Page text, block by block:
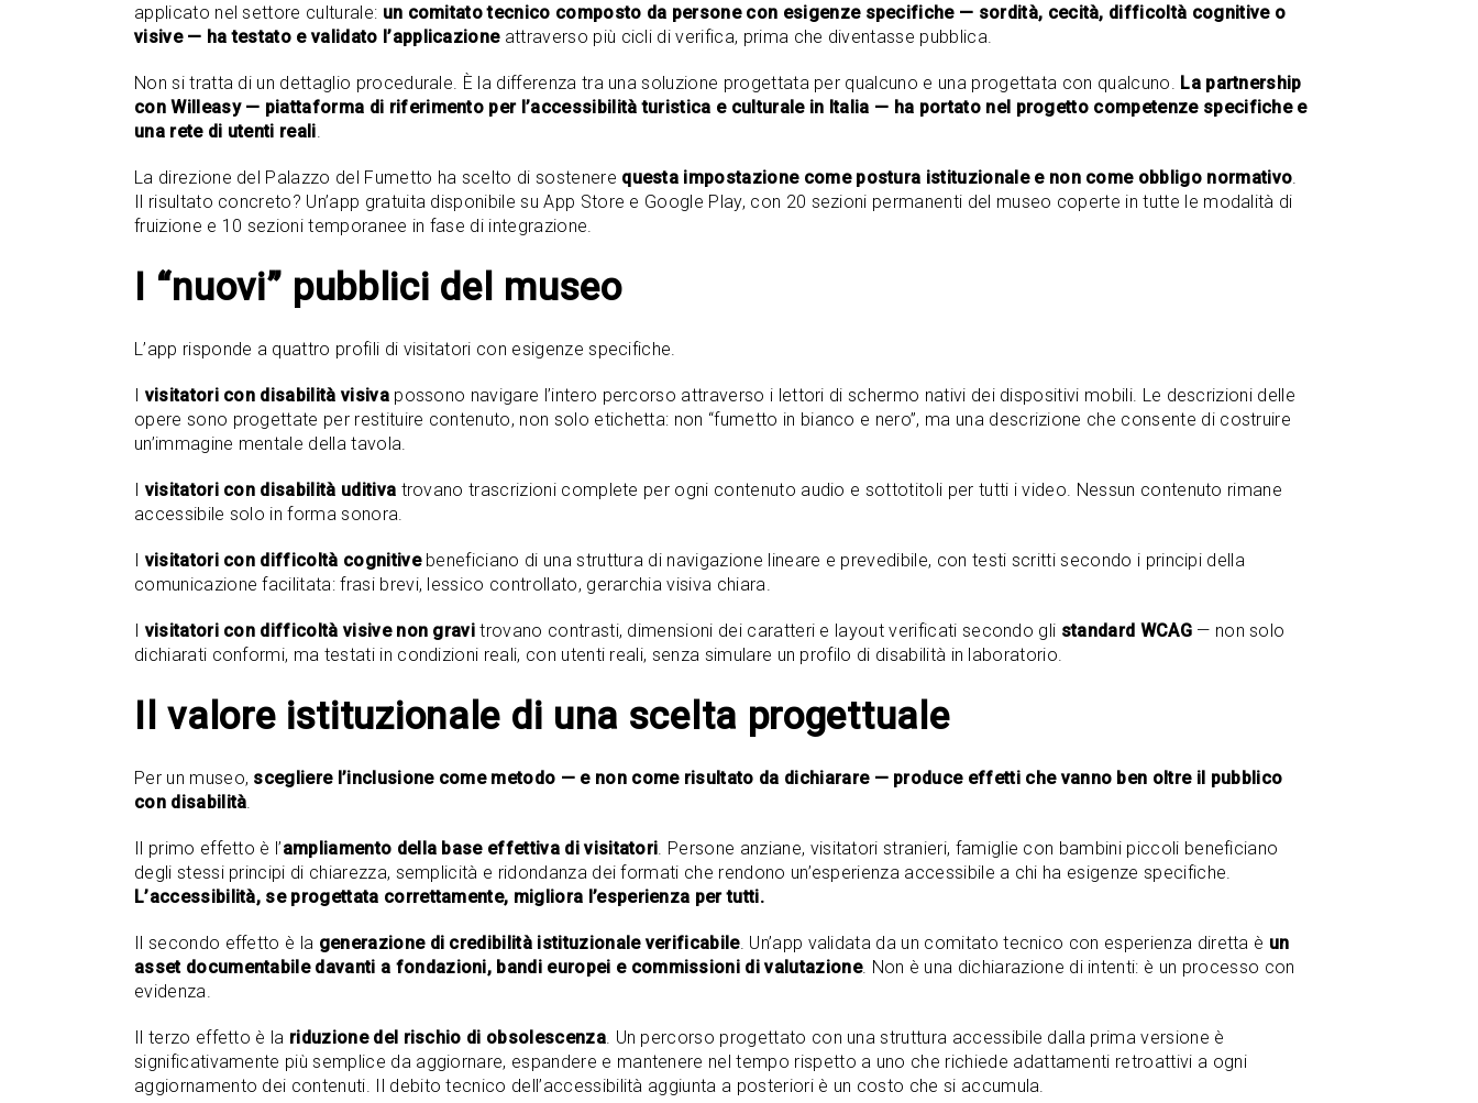
applicato nel settore culturale: un comitato tecnico composto da persone con esigenze specifiche — sordità, cecità, difficoltà cognitive o
visive — ha testato e validato l’applicazioneattraverso più cicli di verifica, prima che diventasse pubblica.
Non si tratta di un dettaglio procedurale. È la differenza tra una soluzione progettata per qualcuno e una progettata con qualcuno. La partnership
con Willeasy — piattaforma di riferimento per l’accessibilità turistica e culturale in Italia — ha portato nel progetto competenze specifiche e
una rete di utenti reali.
La direzione del Palazzo del Fumetto ha scelto di sostenere questa impostazione come postura istituzionale e non come obbligo normativo.
Il risultato concreto? Un’app gratuita disponibile su App Store e Google Play, con 20 sezioni permanenti del museo coperte in tutte le modalità di
fruizione e 10 sezioni temporanee in fase di integrazione.
I “nuovi” pubblici del museo
L’app risponde a quattro profili di visitatori con esigenze specifiche.
I visitatori con disabilità visivapossono navigare l’intero percorso attraverso i lettori di schermo nativi dei dispositivi mobili. Le descrizioni delle
opere sono progettate per restituire contenuto, non solo etichetta: non “fumetto in bianco e nero”, ma una descrizione che consente di costruire
un’immagine mentale della tavola.
I visitatori con disabilità uditiva trovano trascrizioni complete per ogni contenuto audio e sottotitoli per tutti i video. Nessun contenuto rimane
accessibile solo in forma sonora.
I visitatori con difficoltà cognitivebeneficiano di una struttura di navigazione lineare e prevedibile, con testi scritti secondo i principi della
comunicazione facilitata: frasi brevi, lessico controllato, gerarchia visiva chiara.
I visitatori con difficoltà visive non gravi trovano contrasti, dimensioni dei caratteri e layout verificati secondo gli standard WCAG— non solo
dichiarati conformi, ma testati in condizioni reali, con utenti reali, senza simulare un profilo di disabilità in laboratorio.
Il valore istituzionale di una scelta progettuale
Per un museo, scegliere l’inclusione come metodo — e non come risultato da dichiarare — produce effetti che vanno ben oltre il pubblico
con disabilità.
Il primo effetto è l’ampliamento della base effettiva di visitatori. Persone anziane, visitatori stranieri, famiglie con bambini piccoli beneficiano
degli stessi principi di chiarezza, semplicità e ridondanza dei formati che rendono un’esperienza accessibile a chi ha esigenze specifiche.
L’accessibilità, se progettata correttamente, migliora l’esperienza per tutti.
Il secondo effetto è la generazione di credibilità istituzionale verificabile. Un’app validata da un comitato tecnico con esperienza diretta è un
asset documentabile davanti a fondazioni, bandi europei e commissioni di valutazione. Non è una dichiarazione di intenti: è un processo con
evidenza.
Il terzo effetto è la riduzione del rischio di obsolescenza. Un percorso progettato con una struttura accessibile dalla prima versione è
significativamente più semplice da aggiornare, espandere e mantenere nel tempo rispetto a uno che richiede adattamenti retroattivi a ogni
aggiornamento dei contenuti. Il debito tecnico dell’accessibilità aggiunta a posteriori è un costo che si accumula.